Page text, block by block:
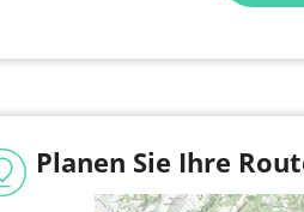
Planen Sie Ihre